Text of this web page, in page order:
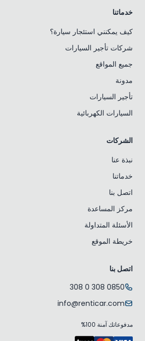
خدماتنا
كيف يمكنني استئجار سيارة؟
شركات تأجير السيارات
جميع المواقع
مدونة
تأجير السيارات
السيارات الكهربائية
الشركات
نبذة عنا
خدماتنا
اتصل بنا
مركز المساعدة
الأسئلة المتداولة
خريطة الموقع
اتصل بنا
0850 308 0 308
info@renticar.com
مدفوعاتك آمنة 100%